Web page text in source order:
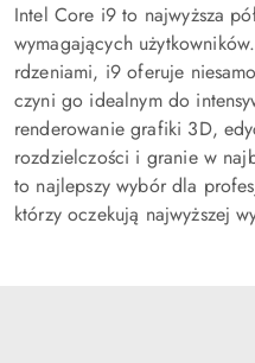
Intel Core i9 to najwyższa
wymagających
rdzeniami, i9 oferuje
czyni go idealnym do
renderowanie grafiki 3D,
rozdzielczości i granie w
to najlepszy wybór dla
którzy oczekują najwyższej